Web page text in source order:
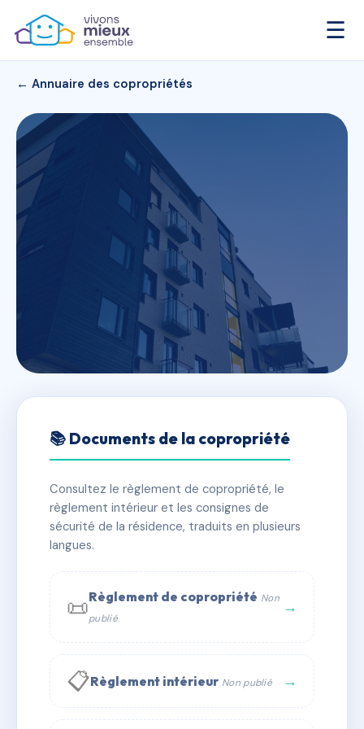
☰
← Annuaire des copropriétés
COPROPRIETE ARSELLE
✓ Immatriculée 🏠 106 lots 🏗 1 bâtiment(s)
📞 Contacter Syndic Digital
📚 Documents de la copropriété
Consultez le règlement de copropriété, le
règlement intérieur et les consignes de
sécurité de la résidence, traduits en plusieurs
langues.
📜Règlement de copropriété Non
publié
→
📋Règlement intérieur Non publié →